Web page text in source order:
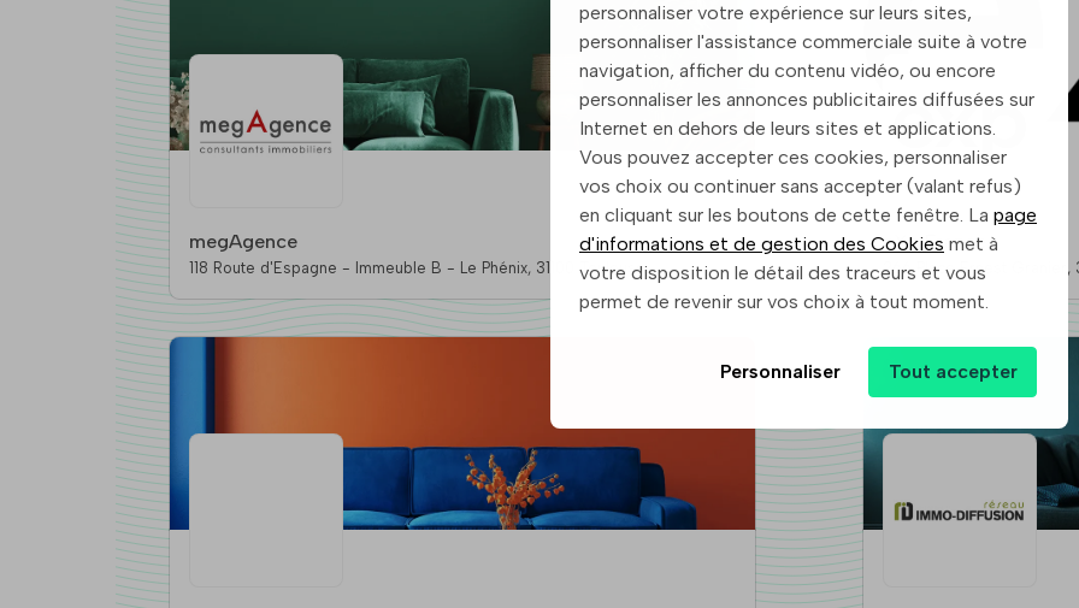
megAgence
118 Route d'Espagne - Immeuble B - Le Phénix, 31100 Toulouse
eXp France
personnaliser votre expérience sur leurs sites,
personnaliser l'assistance commerciale suite à votre
navigation, afficher du contenu vidéo, ou encore
personnaliser les annonces publicitaires diffusées sur
Internet en dehors de leurs sites et applications.
Vous pouvez accepter ces cookies, personnaliser
vos choix ou continuer sans accepter (valant refus)
en cliquant sur les boutons de cette fenêtre. La page
d'informations et de gestion des Cookies met à
votre disposition le détail des traceurs et vous
permet de revenir sur vos choix à tout moment.
Personnaliser Tout accepter